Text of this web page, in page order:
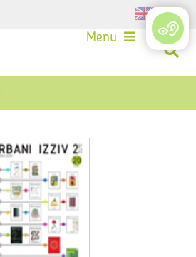
Menu